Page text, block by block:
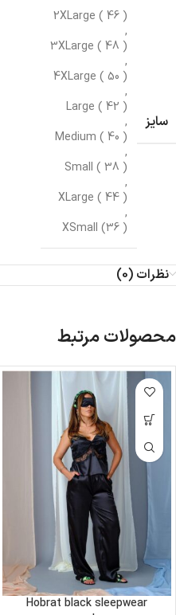
سایز
2XLarge ( 46 )
,
3XLarge ( 48 )
,
4XLarge ( 50 )
,
Large ( 42 )
,
Medium ( 40 )
,
Small ( 38 )
,
XLarge ( 44 )
,
XSmall (36 )
نظرات (0)
محصولات مرتبط
Hobrat black sleepwear